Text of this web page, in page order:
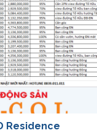
Residence